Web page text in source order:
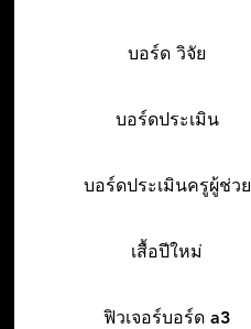
บอร์ด วิจัย
บอร์ดประเมิน
บอร์ดประเมินครูผู้ช่วย
เสื้อปีใหม่
ฟิวเจอร์บอร์ด a3